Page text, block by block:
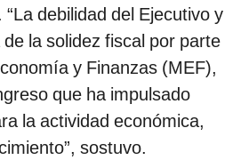
debilidad del Ejecutivo y
la solidez fiscal por parte
y Finanzas (MEF),
que ha impulsado
la actividad económica,
sostuvo.